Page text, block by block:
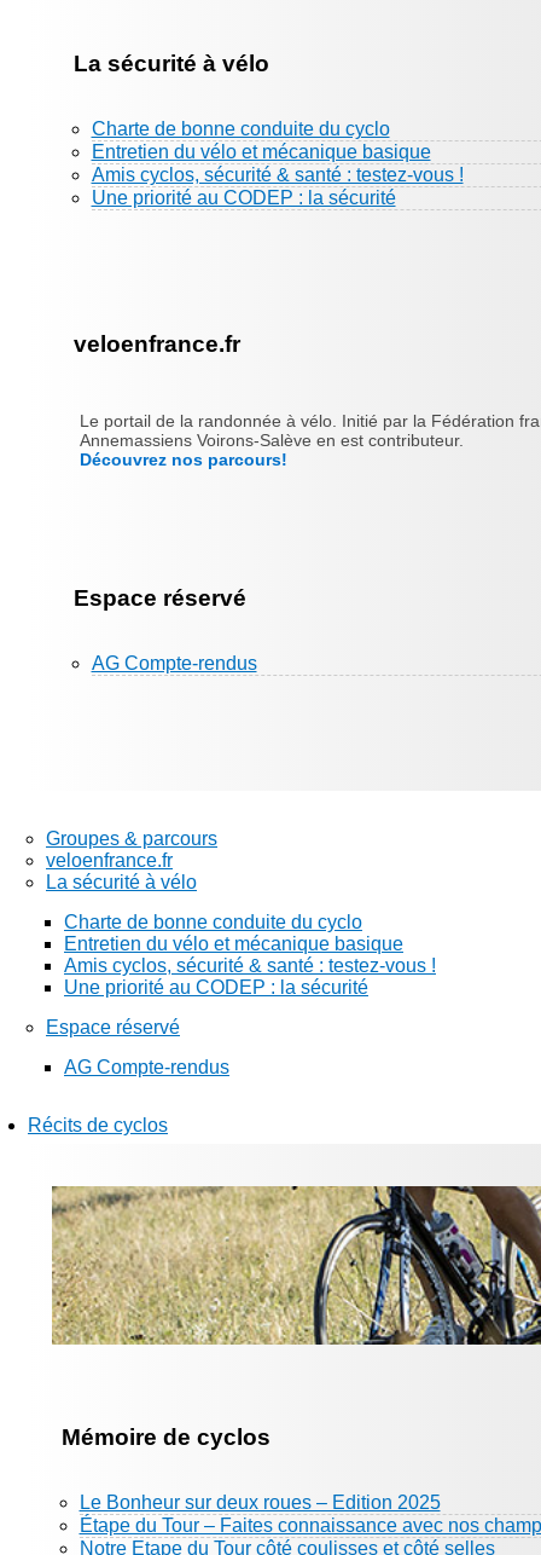
La sécurité à vélo
Charte de bonne conduite du cyclo
Entretien du vélo et mécanique basique
Amis cyclos, sécurité & santé : testez-vous !
Une priorité au CODEP : la sécurité
veloenfrance.fr
Le portail de la randonnée à vélo. Initié par la Fédération
Annemassiens Voirons-Salève en est contributeur.
Découvrez nos parcours!
Espace réservé
AG Compte-rendus
Groupes & parcours
veloenfrance.fr
La sécurité à vélo
Charte de bonne conduite du cyclo
Entretien du vélo et mécanique basique
Amis cyclos, sécurité & santé : testez-vous !
Une priorité au CODEP : la sécurité
Espace réservé
AG Compte-rendus
Récits de cyclos
Mémoire de cyclos
Le Bonheur sur deux roues – Edition 2025
Étape du Tour – Faites connaissance avec nos
Notre Etape du Tour côté coulisses et côté selles